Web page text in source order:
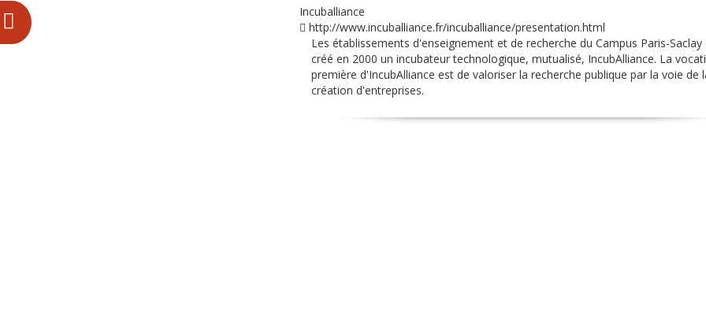
Incuballiance
http://www.incuballiance.fr/incuballiance/presentation.html
Les établissements d'enseignement et de recherche du Campus Paris-Saclay
créé en 2000 un incubateur technologique, mutualisé, IncubAlliance. La
première d'IncubAlliance est de valoriser la recherche publique par la voie de
création d'entreprises.